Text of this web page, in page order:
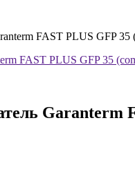
FAST PLUS GFP 35
Garanterm